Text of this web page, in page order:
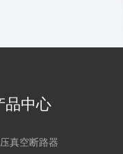
品中心
真空断路器